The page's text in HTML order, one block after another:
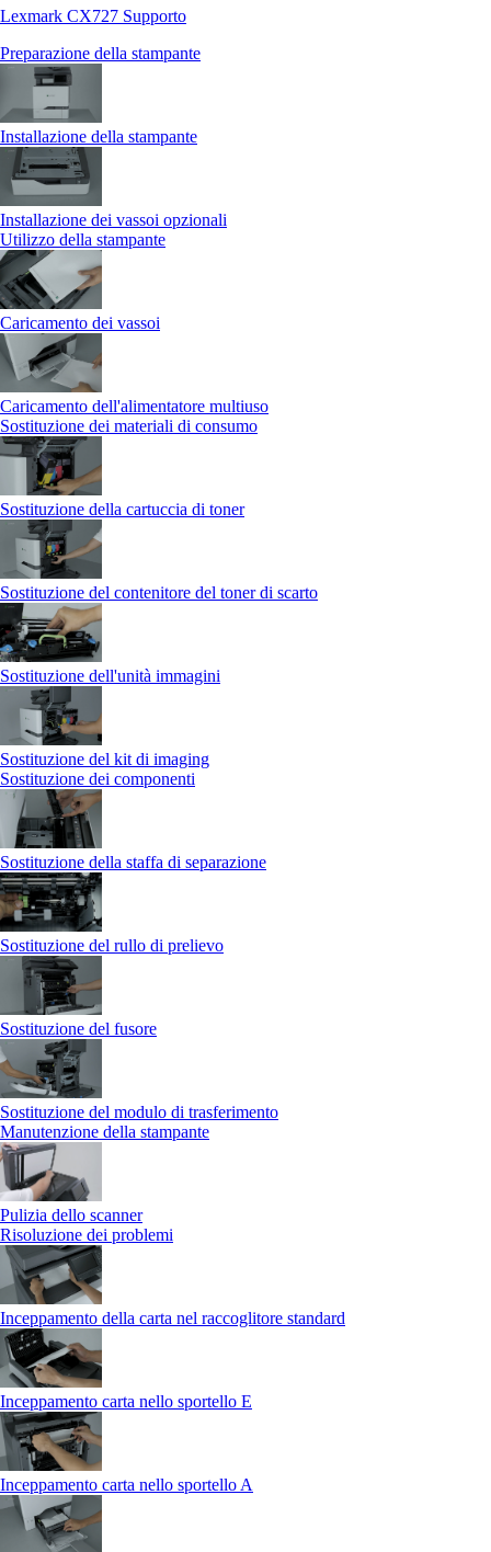
Lexmark CX727 Supporto
Preparazione della stampante
Installazione della stampante
Installazione dei vassoi opzionali
Utilizzo della stampante
Caricamento dei vassoi
Caricamento dell'alimentatore multiuso
Sostituzione dei materiali di consumo
Sostituzione della cartuccia di toner
Sostituzione del contenitore del toner di scarto
Sostituzione dell'unità immagini
Sostituzione del kit di imaging
Sostituzione dei componenti
Sostituzione della staffa di separazione
Sostituzione del rullo di prelievo
Sostituzione del fusore
Sostituzione del modulo di trasferimento
Manutenzione della stampante
Pulizia dello scanner
Risoluzione dei problemi
Inceppamento della carta nel raccoglitore standard
Inceppamento carta nello sportello E
Inceppamento carta nello sportello A